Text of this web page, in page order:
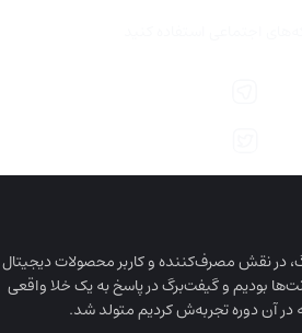
در نقش مصرف‌کننده و کاربر محصولات دیجیتال
بودیم و گیفت‌برگ در پاسخ به یک خلا واقعی
آن دوره تجربه‌ش کردیم متولد شد.